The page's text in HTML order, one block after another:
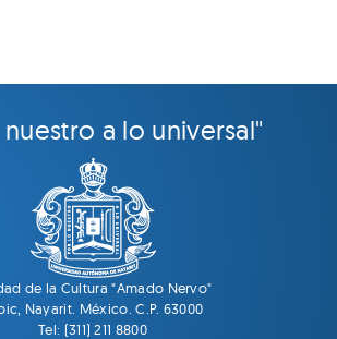
a lo universal"
de la Cultura "Amado Nervo"
Nayarit. México. C.P. 63000
Tel: (311) 211 8800